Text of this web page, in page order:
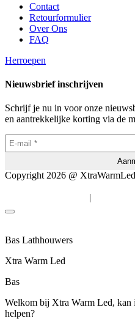
Contact
Retourformulier
Over Ons
FAQ
Herroepen
Nieuwsbrief inschrijven
Schrijf je nu in voor onze
en aantrekkelijke korting via de
Copyright 2026 @
Bas Lathhouwers
Xtra Warm Led
Bas
Welkom bij Xtra Warm Led, kan
helpen?